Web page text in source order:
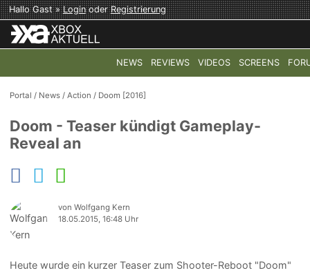
Hallo Gast »LoginoderRegistrierung
NEWS REVIEWS VIDEOS SCREENS
COD: MODERN WARFARE 4 HALO:
Portal / News /Action / Doom [2016]
Doom - Teaser kündigt Gameplay-
Reveal an
von Wolfgang Kern
18.05.2015, 16:48 Uhr
Heute wurde ein kurzer Teaser zum Shooter-Reboot "Doom"